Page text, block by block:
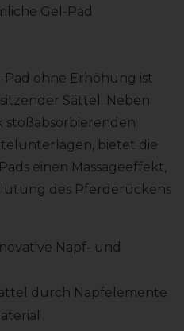
Gel-Pad
Pad ohne Erhöhung ist
Sättel. Neben
stoßabsorbierenden
bietet die
einen Massageeffekt,
des Pferderückens
Napf- und
durch Napfelemente